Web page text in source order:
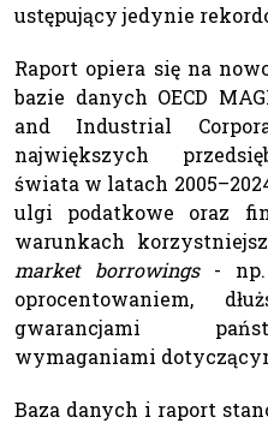
ustępujący jedynie
Raport opiera się na
bazie danych OECD
and Industrial
największych
świata w latach
ulgi podatkowe oraz
warunkach
market borrowings- np.
oprocentowaniem,
gwarancjami
wymaganiami
Baza danych i raport